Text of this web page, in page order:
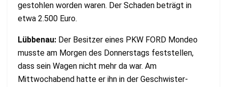
gestohlen worden waren. Der Schaden beträgt in
etwa 2.500 Euro.
Lübbenau: Der Besitzer eines PKW FORD Mondeo
musste am Morgen des Donnerstags feststellen,
dass sein Wagen nicht mehr da war. Am
Mittwochabend hatte er ihn in der Geschwister-